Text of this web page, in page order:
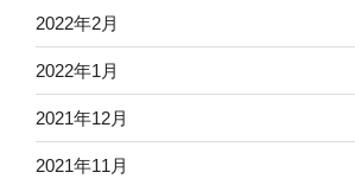
2022年2月
2022年1月
2021年12月
2021年11月